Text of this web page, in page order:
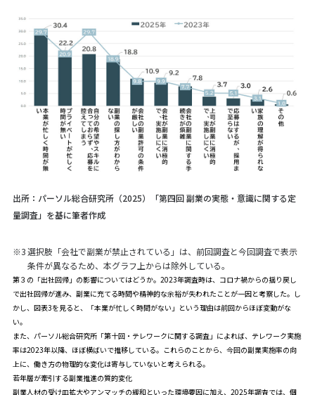
出所：パーソル総合研究所（2025）「第四回 副業の実態・意識に関する定
量調査」を基に筆者作成
※3選択肢「会社で副業が禁止されている」は、前回調査と今回調査で表示
条件が異なるため、本グラフ上からは除外している。
第３の「出社回帰」の影響についてはどうか。2023年調査時は、コロナ禍からの揺り戻し
で出社回帰が進み、副業に充てる時間や精神的な余裕が失われたことが一因と考察した。し
かし、図表3を見ると、「本業が忙しく時間がない」という理由は前回からほぼ変動がな
い。
また、パーソル総合研究所「第十回・テレワークに関する調査 」によれば、テレワーク実施
率は2023年以降、ほぼ横ばいで推移している。これらのことから、今回の副業実施率の向
上に、働き方の物理的な変化は寄与していないと考えられる。
若年層が牽引する副業推進の質的変化
副業人材の受け皿拡大やアンマッチの緩和といった環境要因に加え、2025年調査では、個